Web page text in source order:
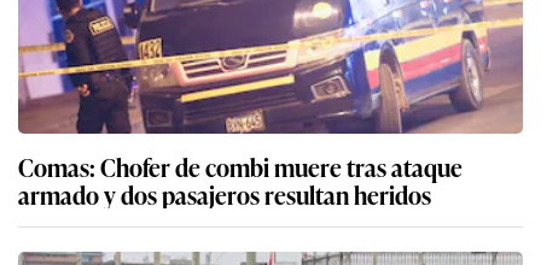
Comas: Chofer de combi muere tras ataque
armado y dos pasajeros resultan heridos